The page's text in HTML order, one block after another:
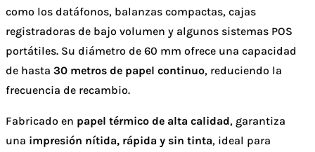
como los datáfonos, balanzas compactas, cajas
registradoras de bajo volumen y algunos sistemas POS
portátiles. Su diámetro de 60 mm ofrece una capacidad
de hasta 30 metros de papel continuo, reduciendo la
frecuencia de recambio.
Fabricado en papel térmico de alta calidad, garantiza
una impresión nítida, rápida y sin tinta, ideal para